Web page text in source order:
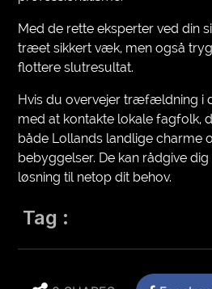
Med de rette eksperter ved din
træet sikkert væk, men også
flottere slutresultat.
Hvis du overvejer træfældning i
med at kontakte lokale fagfolk,
både Lollands landlige
bebyggelser. De kan rådgive
løsning til netop dit behov.
Tag :